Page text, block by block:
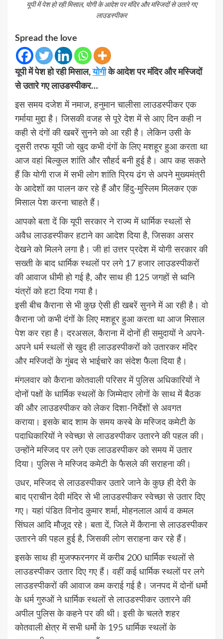
यूपी में पेश हो रही मिसाल, योगी के आदेश पर मंदिर और मस्जिदों से उतारे गए
लाउडस्पीकर
Spread the love
यूपी में पेश हो रही मिसाल,योगीके आदेश पर मंदिर और मस्जिदों
से उतारे गए लाउडस्पीकर…
इस समय दजेश में नमाज, हनुमान चालीसा लाउडस्पीकर एक
गर्माया मुद्दा है। जिसकी वजह से पूरे देश में से आए दिन कही न
कही से दंगों की खबरें सुनने को आ रही है। लेकिन उसी के
दूसरी तरफ यूपी जो खुद कभी दंगों के लिए मशहूर हुआ करता था
आज वहां बिल्कुल शांति और सौहर्द बनी हुई है। आप कह सकते
हैं कि योगी राज में सभी लोग शांति प्रिय ढंग से अपने मुख्यमंत्री
के आदेशों का पालन कर रहे हैं और हिंदु-मुस्लिम मिलकर एक
मिसाल पेश करना चाहते हैं।
आपको बता दें कि यूपी सरकार ने राज्य में धार्मिक स्थलों से
अवैध लाउडस्पीकर हटाने का आदेश दिया है, जिसका असर
देखने को मिलने लगा है। जी हां उत्तर प्रदेश में योगी सरकार की
सख्ती के बाद धार्मिक स्थलों पर लगे 17 हजार लाउडस्पीकरों
की आवाज धीमी हो गई है, और साथ ही 125 जगहों से ध्वनि
यंत्रों को हटा दिया गया है।
इसी बीच कैराना से भी कुछ ऐसी ही खबरें सुनने में आ रही है। वो
कैराना जो कभी दंगों के लिए मशहूर हुआ करता था आज मिसाल
पेश कर रहा है। दरअसल, कैराना में दोनों ही समुदायों ने अपने-
अपने धर्म स्थलों से खुद ही लाउडस्पीकरों को उतारकर मंदिर
और मस्जिदों के गुंबद से भाईचारे का संदेश फैला दिया है।
मंगलवार को कैराना कोतवाली परिसर में पुलिस अधिकारियों ने
दोनों पक्षों के धार्मिक स्थलों के जिम्मेदार लोगों के साथ में बैठक
की और लाउडस्पीकर को लेकर दिशा-निर्देशों से अवगत
कराया। इसके बाद शाम के समय कस्बे के मस्जिद कमेटी के
पदाधिकारियों ने स्वेच्छा से लाउडस्पीकर उतारने की पहल की।
उन्होंने मस्जिद पर लगे एक लाउडस्पीकर को समय में उतार
दिया। पुलिस ने मस्जिद कमेटी के फैसले की सराहना की।
उधर, मस्जिद से लाउडस्पीकर उतारे जाने के कुछ ही देरी के
बाद प्राचीन देवी मंदिर से भी लाउडस्पीकर स्वेच्छा से उतार दिए
गए। यहां पंडित विनोद कुमार शर्मा, मोहनलाल आर्य व कमल
सिंघल आदि मौजूद रहे। बता दें, जिले में कैराना से लाउडस्पीकर
उतारने की पहल हुई है, जिसकी लोग सराहना कर रहे हैं।
इसके साथ ही मुजफ्फरनगर में करीब 200 धार्मिक स्थलों से
लाउडस्पीकर उतार दिए गए हैं। वहीं कई धार्मिक स्थलों पर लगे
लाउडस्पीकरों की आवाज कम कराई गई है। जनपद में दोनों धर्मो
के धर्म गुरुओं ने धार्मिक स्थलों से लाउडस्पीकर उतारने की
अपील पुलिस के कहने पर की थी। इसी के चलते शहर
कोतवाली क्षेत्र में सभी धर्मो के 195 धार्मिक स्थलों के